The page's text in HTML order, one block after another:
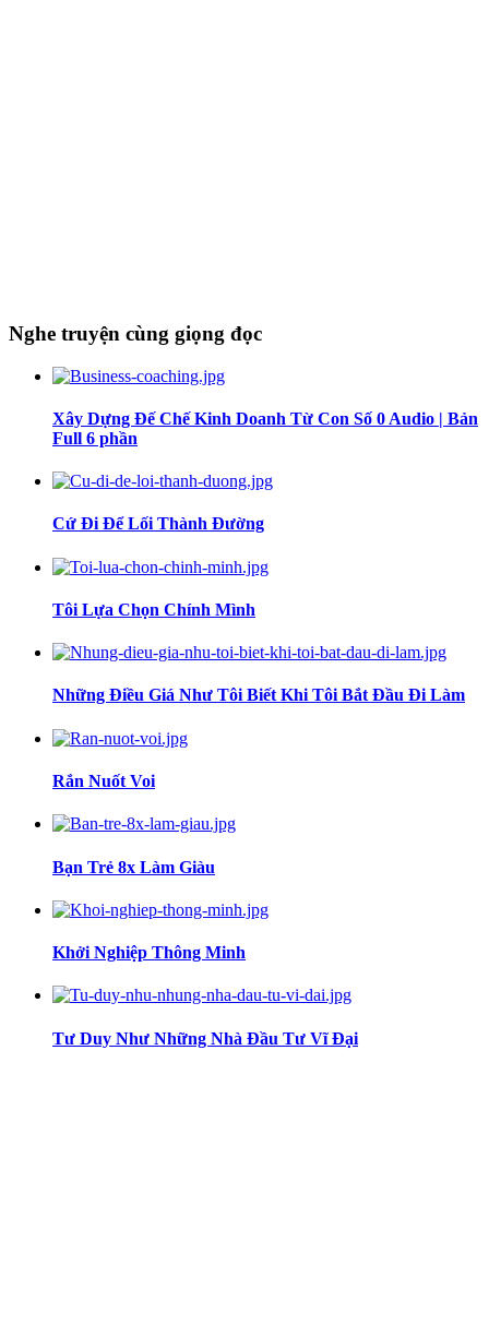
Nghe truyện cùng giọng đọc
Xây Dựng Đế Chế Kinh Doanh Từ Con Số 0 Audio | Bản
Full 6 phần
Cứ Đi Để Lối Thành Đường
Tôi Lựa Chọn Chính Mình
Những Điều Giá Như Tôi Biết Khi Tôi Bắt Đầu Đi Làm
Rắn Nuốt Voi
Bạn Trẻ 8x Làm Giàu
Khởi Nghiệp Thông Minh
Tư Duy Như Những Nhà Đầu Tư Vĩ Đại